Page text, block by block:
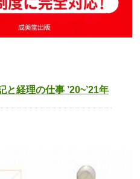
経理の仕事 ’20~’21年